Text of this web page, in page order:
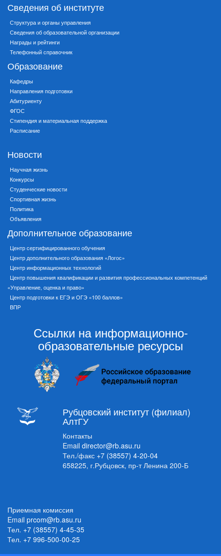
Сведения об институте
Структура и органы управления
Сведения об образовательной организации
Награды и рейтинги
Телефонный справочник
Образование
Кафедры
Направления подготовки
Абитуриенту
ФГОС
Стипендия и материальная поддержка
Расписание
Новости
Научная жизнь
Конкурсы
Студенческие новости
Спортивная жизнь
Политика
Объявления
Дополнительное образование
Центр сертифицированного обучения
Центр дополнительного образования «Логос»
Центр информационных технологий
Центр повышения квалификации и развития профессиональных компетенций
«Управление, оценка и право»
Центр подготовки к ЕГЭ и ОГЭ «100 баллов»
ВПР
Ссылки на информационно-
образовательные ресурсы
Рубцовский институт (филиал)
АлтГУ
Контакты
Email director@rb.asu.ru
Тел./факс +7 (38557) 4-20-04
658225, г.Рубцовск, пр-т Ленина 200-Б
Приемная комиссия
Email prcom@rb.asu.ru
Тел. +7 (38557) 4-45-35
Тел. +7 996-500-00-25